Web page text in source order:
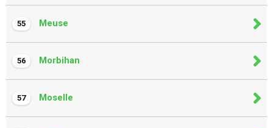
55 Meuse
56 Morbihan
57 Moselle